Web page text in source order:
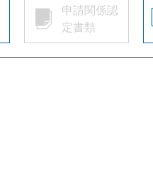
申請関係認
定書類